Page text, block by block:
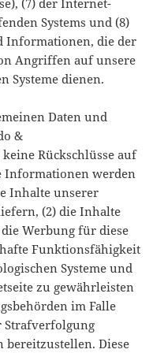
(7) der Internet-
Systems und (8)
Informationen, die der
Angriffen auf unsere
Systeme dienen.
Daten und
&
Rückschlüsse auf
Informationen werden
Inhalte unserer
(2) die Inhalte
Werbung für diese
Funktionsfähigkeit
Systeme und
zu gewährleisten
im Falle
Strafverfolgung
Diese